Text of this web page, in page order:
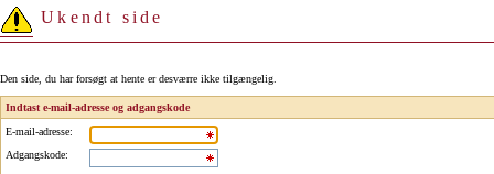
Ukendt side
Den side, du har forsøgt at hente er desværre ikke tilgængelig.
Indtast e-mail-adresse og adgangskode
E-mail-adresse:
Adgangskode: